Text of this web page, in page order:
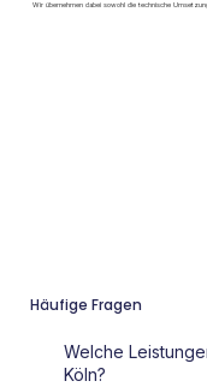
Wir übernehmen dabei sowohl die technische
Häufige Fragen
Welche
Köln?